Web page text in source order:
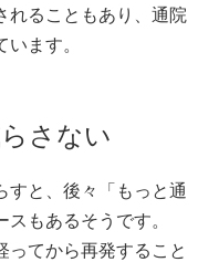
れることもあり、通院
ます。
さない
すと、後々「もっと通
もあるそうです。
ってから再発すること